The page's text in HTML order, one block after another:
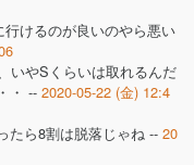
けるのが良いのやら悪い
いやSくらいは取れるんだ
・ -- 2020-05-22 (金) 12:4
たら8割は脱落じゃね -- 20